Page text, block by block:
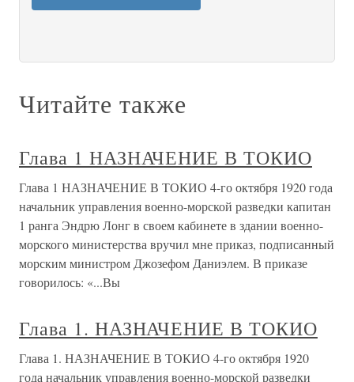
Читайте также
Глава 1 НАЗНАЧЕНИЕ В ТОКИО
Глава 1 НАЗНАЧЕНИЕ В ТОКИО 4-го октября 1920 года
начальник управления военно-морской разведки капитан
1 ранга Эндрю Лонг в своем кабинете в здании военно-
морского министерства вручил мне приказ, подписанный
морским министром Джозефом Даниэлем. В приказе
говорилось: «...Вы
Глава 1. НАЗНАЧЕНИЕ В ТОКИО
Глава 1. НАЗНАЧЕНИЕ В ТОКИО 4-го октября 1920
года начальник управления военно-морской разведки